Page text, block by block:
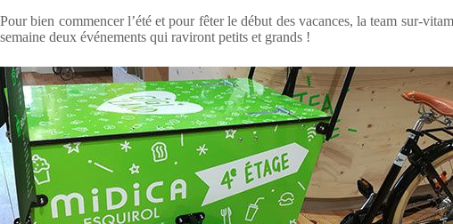
Pour bien commencer l’été et pour fêter le début des vacances, la team sur-
semaine deux événements qui raviront petits et grands !